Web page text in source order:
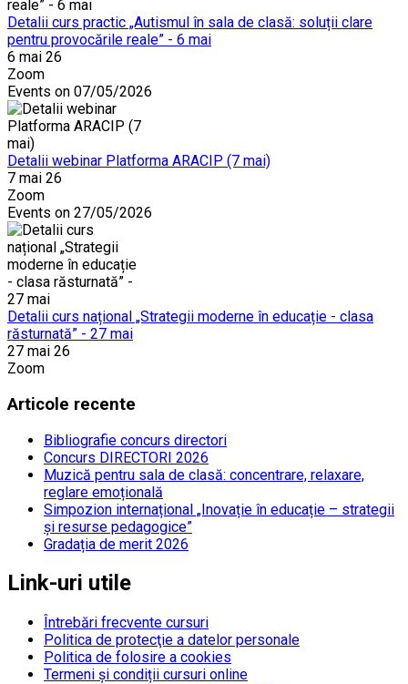
Detalii curs practic „Autismul în sala de clasă: soluții clare
pentru provocările reale” - 6 mai
6 mai 26
Zoom
Events on 07/05/2026
Detalii webinar Platforma ARACIP (7 mai)
7 mai 26
Zoom
Events on 27/05/2026
Detalii curs național „Strategii moderne în educație - clasa
răsturnată” - 27 mai
27 mai 26
Zoom
Articole recente
Bibliografie concurs directori
Concurs DIRECTORI 2026
Muzică pentru sala de clasă: concentrare, relaxare,
reglare emoțională
Simpozion internațional „Inovație în educație – strategii
și resurse pedagogice”
Gradația de merit 2026
Link-uri utile
Întrebări frecvente cursuri
Politica de protecţie a datelor personale
Politica de folosire a cookies
Termeni și condiții cursuri online